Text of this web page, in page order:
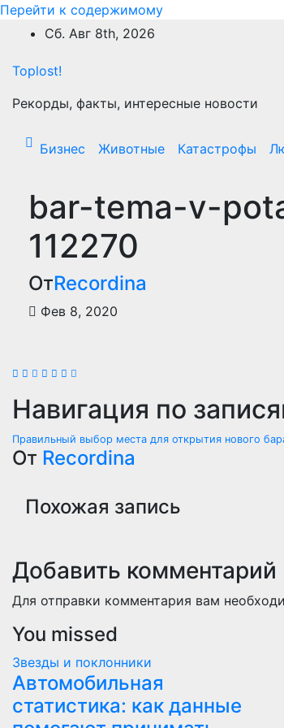
Перейти к содержимому
Сб. Авг 8th, 2026
Toplost!
Рекорды, факты, интересные новости
Бизнес Животные Катастрофы
bar-tema-v-
112270
ОтRecordina
Фев 8, 2020
Навигация по
Правильный выбор места для открытия нового
От Recordina
Похожая запись
Добавить комментарий
Для отправки комментария вам
You missed
Звезды и поклонники
Автомобильная
статистика: как данные